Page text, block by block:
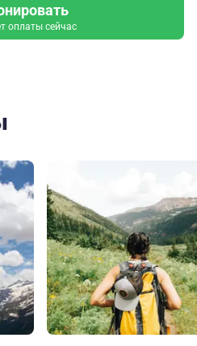
оплаты сейчас